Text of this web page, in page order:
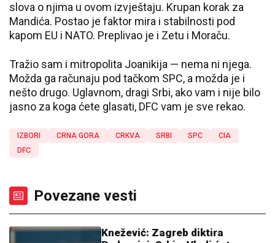
slova o njima u ovom izvještaju. Krupan korak za
Mandića. Postao je faktor mira i stabilnosti pod
kapom EU i NATO. Preplivao je i Zetu i Moraču.
Tražio sam i mitropolita Joanikija — nema ni njega.
Možda ga računaju pod tačkom SPC, a možda je i
nešto drugo. Uglavnom, dragi Srbi, ako vam i nije bilo
jasno za koga ćete glasati, DFC vam je sve rekao.
IZBORI CRNA GORA CRKVA SRBI SPC
CIA
DFC
Povezane vesti
Knežević: Zagreb diktira